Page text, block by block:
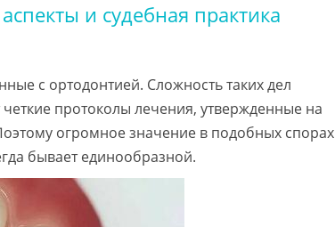
и судебная практика
с ортодонтией. Сложность таких дел
протоколы лечения, утвержденные на
огромное значение в подобных спорах
бывает единообразной.